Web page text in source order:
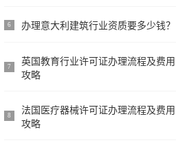
6 办理意大利建筑行业资质要多少钱？
7
英国教育行业许可证办理流程及费用
攻略
8
法国医疗器械许可证办理流程及费用
攻略